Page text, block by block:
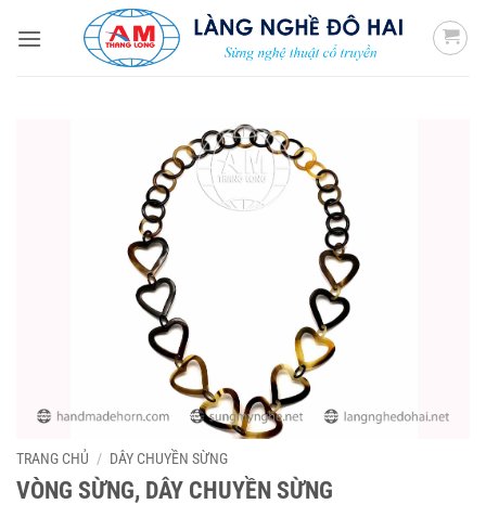
qua
TRANG CHỦ / DÂY CHUYỀN SỪNG
VÒNG SỪNG, DÂY CHUYỀN SỪNG